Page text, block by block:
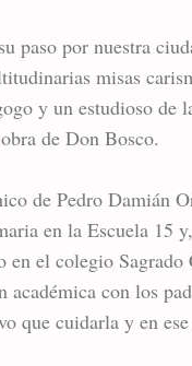
paso por nuestra
misas
y un estudioso de
de Don Bosco.
de Pedro Damián
en la Escuela 15
en el colegio Sagrado
con los
que cuidarla y en